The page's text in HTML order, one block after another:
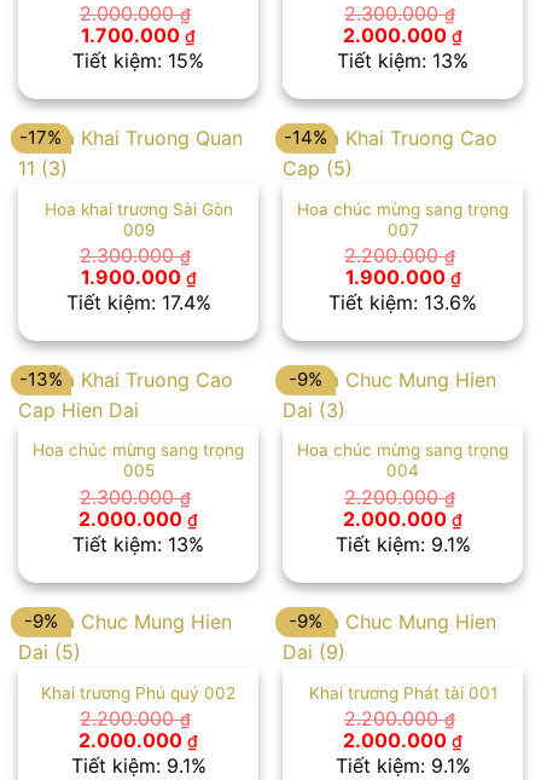
2.000.000₫
Giá
gốc
là:
1.700.000 ₫Giá
hiện
tại
1.700.000 ₫.
Tiết kiệm: 15%
2.300.000₫
Giá
gốc
là:
2.000.000 ₫Giá
hiện
tại
Tiết kiệm: 13%
-17%
Hoa khai trương Sài Gòn
009
2.300.000₫
Giá
gốc
là:
1.900.000 ₫Giá
hiện
tại
1.900.000 ₫.
Tiết kiệm: 17.4%
-14%
Hoa chúc mừng sang trọng
007
2.200.000₫
Giá
gốc
là:
1.900.000 ₫Giá
hiện
tại
Tiết kiệm: 13.6%
-13%
Hoa chúc mừng sang trọng
005
2.300.000₫
Giá
gốc
là:
2.000.000 ₫Giá
hiện
tại
2.000.000 ₫.
Tiết kiệm: 13%
-9%
Hoa chúc mừng sang trọng
004
2.200.000₫
Giá
gốc
là:
2.000.000 ₫Giá
hiện
tại
Tiết kiệm: 9.1%
-9%
Khai trương Phú quý 002
2.200.000₫
Giá
gốc
2.000.000 ₫Giá
hiện
Tiết kiệm: 9.1%
-9%
Khai trương Phát tài 001
2.200.000₫
Giá
gốc
2.000.000 ₫Giá
hiện
Tiết kiệm: 9.1%